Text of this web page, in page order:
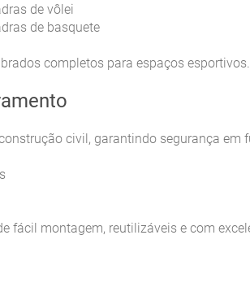
de vôlei
de basquete
completos para espaços esportivos.
civil, garantindo segurança em
fácil montagem, reutilizáveis e com